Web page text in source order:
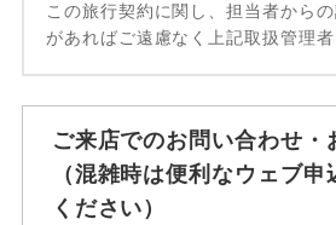
この旅行契約に関し、担当者から
があればご遠慮なく上記取扱管理者
ご来店でのお問い合わせ・
（混雑時は便利なウェブ申
ください）